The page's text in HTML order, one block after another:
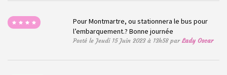
Pour Montmartre, ou stationnera le bus pour
l’embarquement.? Bonne journée
Posté le Jeudi 15 Juin 2023 à 13h58 parLady Oscar